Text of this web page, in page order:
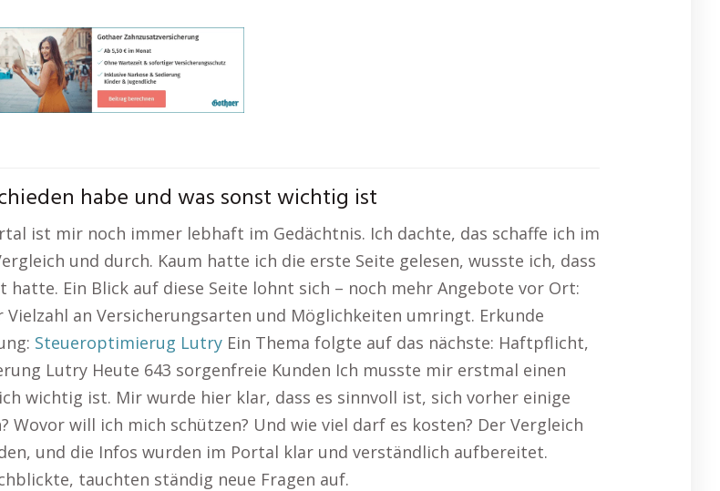
habe und was sonst wichtig ist
ist mir noch immer lebhaft im Gedächtnis. Ich dachte, das schaffe ich im
und durch. Kaum hatte ich die erste Seite gelesen, wusste ich, dass
Ein Blick auf diese Seite lohnt sich – noch mehr Angebote vor Ort:
an Versicherungsarten und Möglichkeiten umringt. Erkunde
Steueroptimierug Lutry Ein Thema folgte auf das nächste: Haftpflicht,
Lutry Heute 643 sorgenfreie Kunden Ich musste mir erstmal einen
wichtig ist. Mir wurde hier klar, dass es sinnvoll ist, sich vorher einige
Wovor will ich mich schützen? Und wie viel darf es kosten? Der Vergleich
und die Infos wurden im Portal klar und verständlich aufbereitet.
tauchten ständig neue Fragen auf.